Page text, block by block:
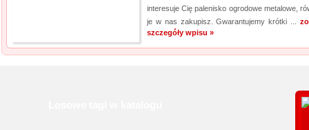
interesuje Cię palenisko ogrodowe metalowe,
je w nas zakupisz. Gwarantujemy krótki ...
szczegóły wpisu »